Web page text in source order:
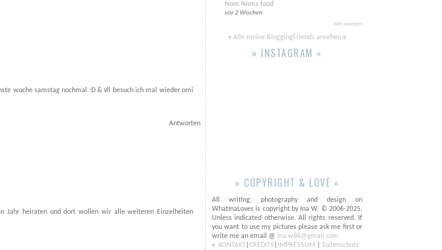
woche samstag nochmal :D & vll besuch ich mal wieder omi
Antworten
Jahr heiraten und dort wollen wir alle weiteren Einzelheiten
Nom Noms food
vor 2 Wochen
Alle anzeigen
Alle meine BloggingFriends ansehen
» INSTAGRAM «
» COPYRIGHT & LOVE «
All writing, photography and design on
WhatInaLoves is copyright by Ina W. © 2006-2025,
Unless indicated otherwise. All rights reserved. If
you want to use my pictures please ask me first or
write me an email @ ina.w86@gmail.com
KONTAKT CREDITS IMPRESSUM Datenschutz